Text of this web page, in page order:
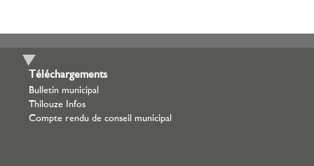
Téléchargements
Bulletin municipal
Thilouze Infos
Compte rendu de conseil municipal